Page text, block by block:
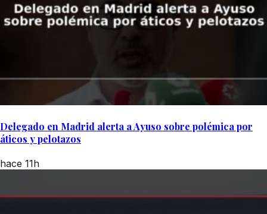
Delegado en Madrid alerta a Ayuso sobre polémica por
áticos y pelotazos
hace 11h